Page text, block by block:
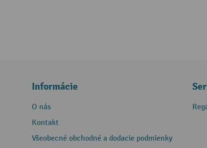
Informácie
O nás
Kontakt
Všeobecné obchodné a dodacie podmienky